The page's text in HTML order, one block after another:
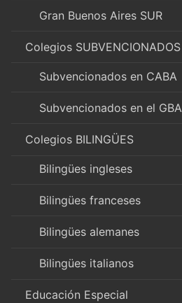
Gran Buenos Aires SUR
Colegios SUBVENCIONADOS
Subvencionados en CABA
Subvencionados en el GBA
Colegios BILINGÜES
Bilingües ingleses
Bilingües franceses
Bilingües alemanes
Bilingües italianos
Educación Especial